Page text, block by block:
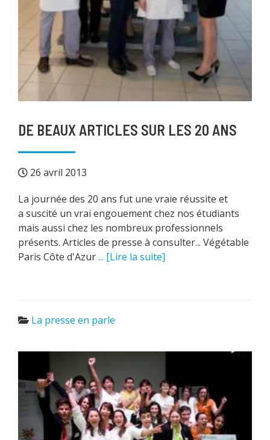
DE BEAUX ARTICLES SUR LES 20 ANS
26 avril 2013
La journée des 20 ans fut une vraie réussite et
a suscité un vrai engouement chez nos étudiants
mais aussi chez les nombreux professionnels
présents. Articles de presse à consulter... Végétable
Paris Côte d'Azur... [Lire la suite]
La presse en parle